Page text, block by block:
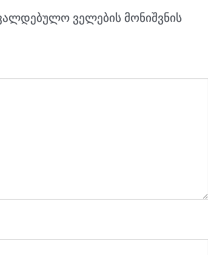
ველების მონიშვნის